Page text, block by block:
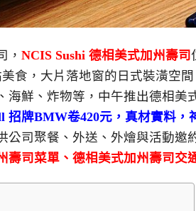
， NCIS Sushi 德相美式加州壽司
食，大片落地窗的日式裝潢空
海鮮、炸物等，中午推出德相美
牌BMW卷420元，真材實料，
公司聚餐、外送、外燴與活動邀
壽司菜單、德相美式加州壽司交